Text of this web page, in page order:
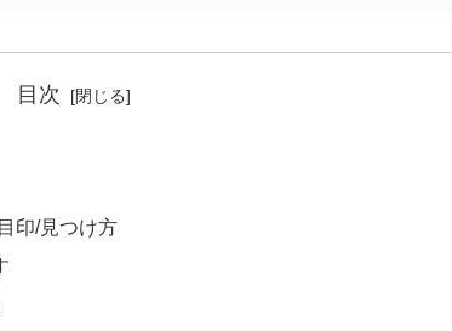
目次
印/見つけ方